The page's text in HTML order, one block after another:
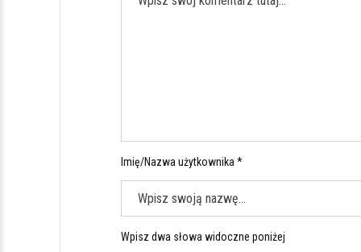
Imię/Nazwa użytkownika *
Wpisz dwa słowa widoczne poniżej